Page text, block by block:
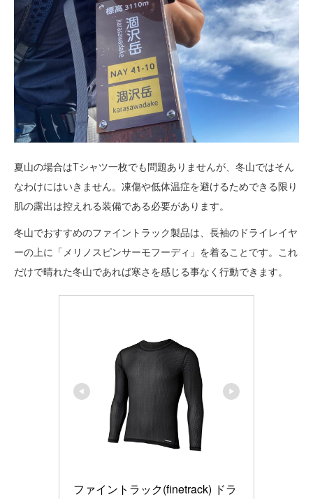
夏山の場合はTシャツ一枚でも問題ありませんが、冬山ではそん
なわけにはいきません。凍傷や低体温症を避けるためできる限り
肌の露出は控えれる装備である必要があります。
冬山でおすすめのファイントラック製品は、長袖のドライレイヤ
ーの上に「メリノスピンサーモフーディ」を着ることです。これ
だけで晴れた冬山であれば寒さを感じる事なく行動できます。
ファイントラック(finetrack) ドラ